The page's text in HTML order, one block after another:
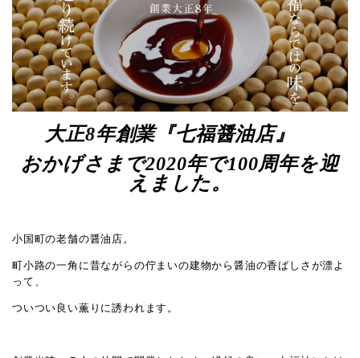
大正8年創業『七福醤油店』
おかげさまで2020年で100周年を迎
えました。
小国町の老舗の醤油店。
町小路の一角に昔ながらの佇まいの建物から醤油の香ばしさが漂よ
って、
ついつい良い薫りに誘われます。